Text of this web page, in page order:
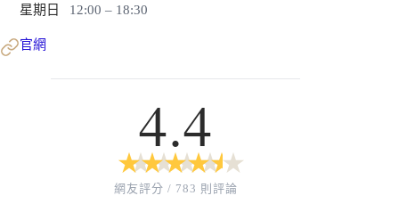
星期日
12:00 – 18:30
官網
4.4
★
★ ★
★ ★
★ ★
★ ★
★
網友評分 / 783 則評論